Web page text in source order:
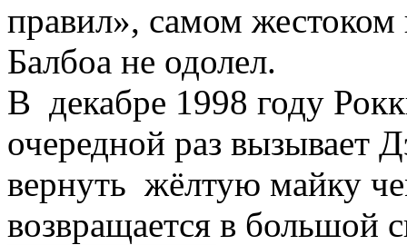
правил», самом
Балбоа не одолел.
В декабре 1998 году
очередной раз вызывает
вернуть жёлтую майку
возвращается в большой